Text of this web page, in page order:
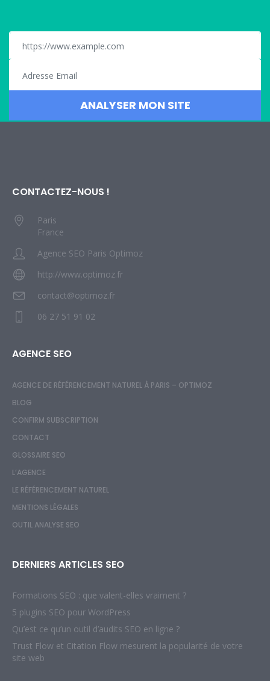
CONTACTEZ-NOUS !
Paris
France
Agence SEO Paris Optimoz
http://www.optimoz.fr
contact@optimoz.fr
06 27 51 91 02
AGENCE SEO
AGENCE DE RÉFÉRENCEMENT NATUREL À PARIS – OPTIMOZ
BLOG
CONFIRM SUBSCRIPTION
CONTACT
GLOSSAIRE SEO
L’AGENCE
LE RÉFÉRENCEMENT NATUREL
MENTIONS LÉGALES
OUTIL ANALYSE SEO
DERNIERS ARTICLES SEO
Formations SEO : que valent-elles vraiment ?
5 plugins SEO pour WordPress
Qu’est ce qu’un outil d’audits SEO en ligne ?
Trust Flow et Citation Flow mesurent la popularité de votre
site web